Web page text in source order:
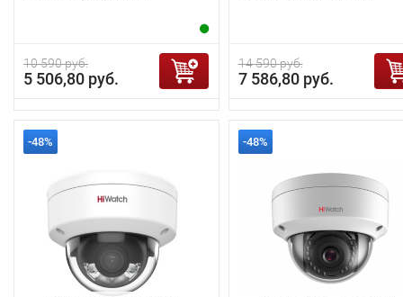
10 590 руб.
5 506,80 руб.
14 590 руб.
7 586,80 руб.
-48% -48%